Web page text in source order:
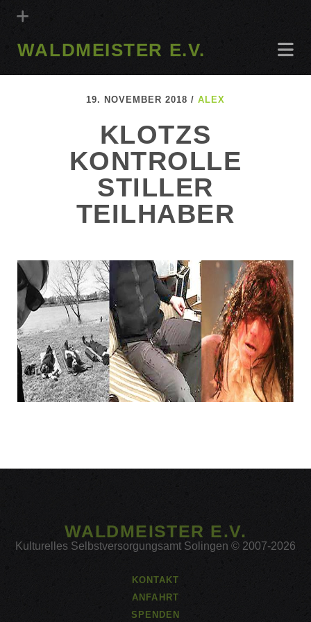
WALDMEISTER E.V.
19. NOVEMBER 2018 /ALEX
KLOTZS
KONTROLLE
STILLER
TEILHABER
WALDMEISTER E.V.
Kulturelles Selbstversorgungsamt Solingen © 2007-2026
KONTAKT
ANFAHRT
SPENDEN